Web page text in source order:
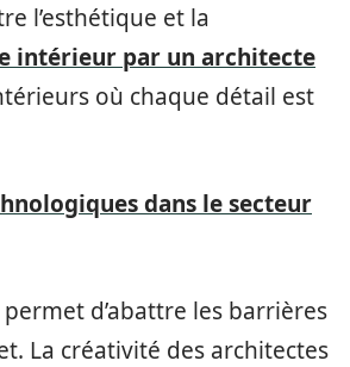
l’esthétique et la
intérieur par un architecte
où chaque détail est
dans le secteur
d’abattre les barrières
La créativité des architectes